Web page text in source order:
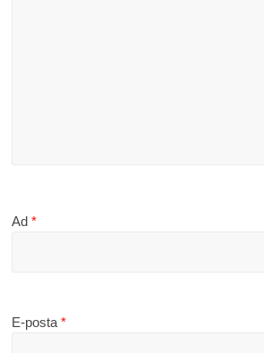
Ad*
E-posta*